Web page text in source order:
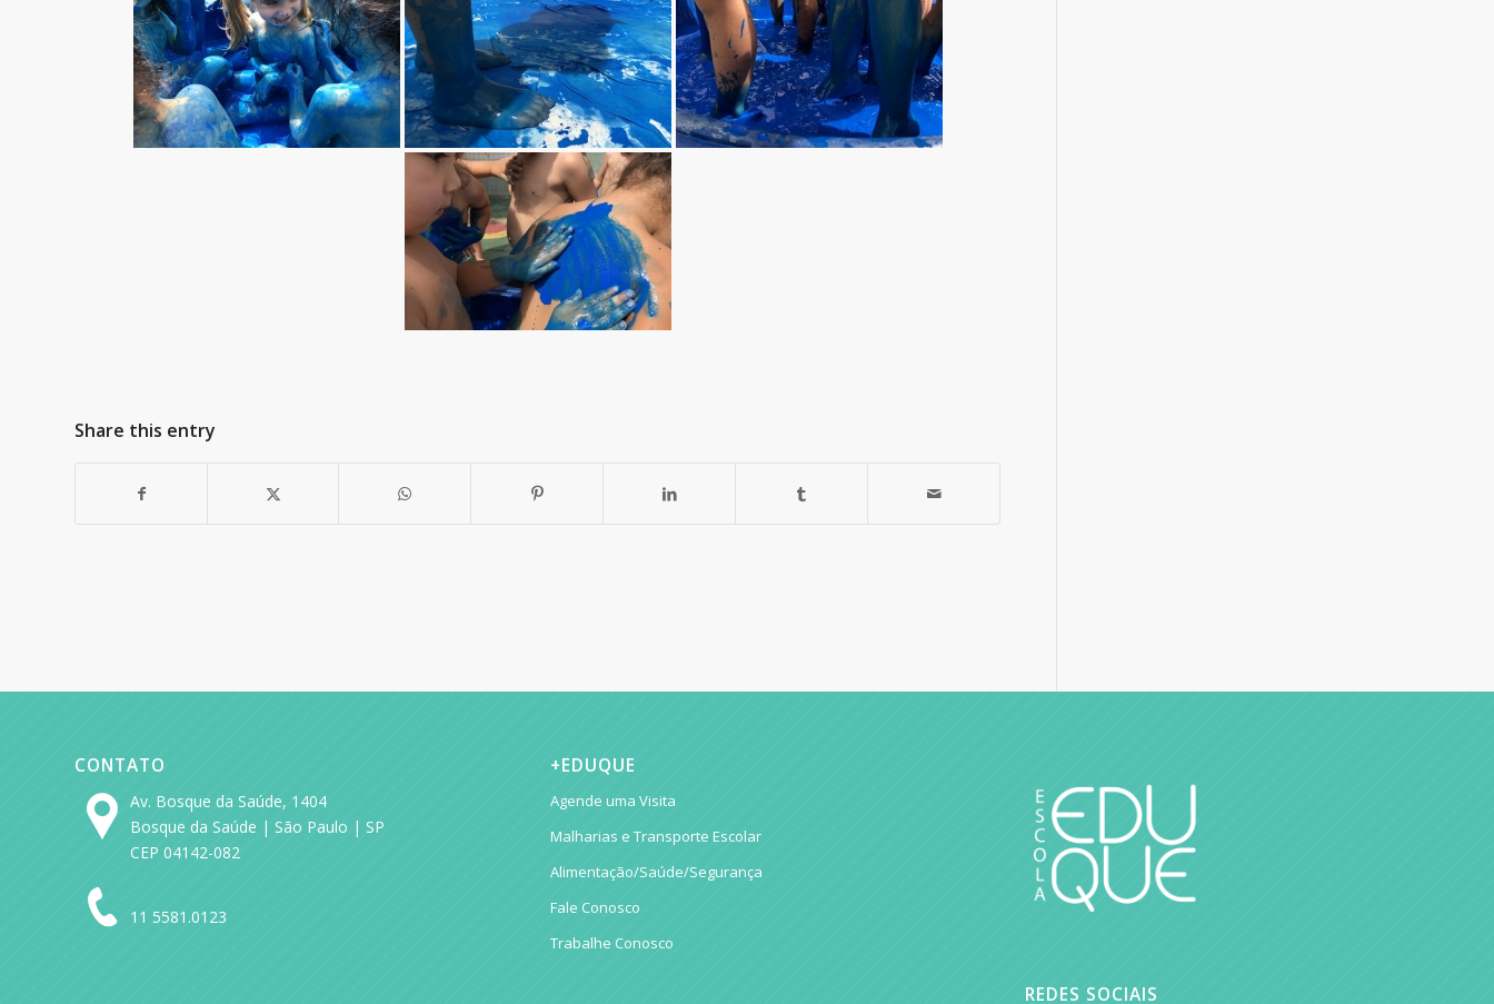
Share this entry
CONTATO
Av. Bosque da Saúde, 1404
Bosque da Saúde | São Paulo | SP
CEP 04142-082
11 5581.0123
+EDUQUE
Agende uma Visita
Malharias e Transporte Escolar
Alimentação/Saúde/Segurança
Fale Conosco
Trabalhe Conosco
REDES SOCIAIS